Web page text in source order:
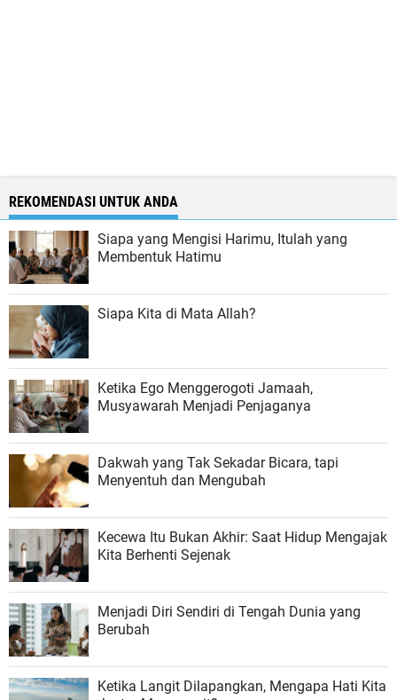
REKOMENDASI UNTUK ANDA
Siapa yang Mengisi Harimu, Itulah yang
Membentuk Hatimu
Siapa Kita di Mata Allah?
Ketika Ego Menggerogoti Jamaah,
Musyawarah Menjadi Penjaganya
Dakwah yang Tak Sekadar Bicara, tapi
Menyentuh dan Mengubah
Kecewa Itu Bukan Akhir: Saat Hidup Mengajak
Kita Berhenti Sejenak
Menjadi Diri Sendiri di Tengah Dunia yang
Berubah
Ketika Langit Dilapangkan, Mengapa Hati Kita